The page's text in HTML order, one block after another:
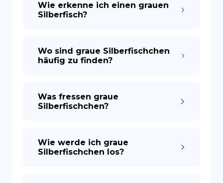
Wie erkenne ich einen grauen
Silberfisch?
Wo sind graue Silberfischchen
häufig zu finden?
Was fressen graue
Silberfischchen?
Wie werde ich graue
Silberfischchen los?